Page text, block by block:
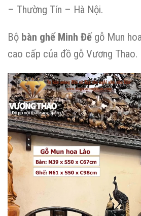
– Thường Tín – Hà Nội.
Bộ bàn ghế Minh Đếgỗ Mun
cao cấp của đồ gỗ Vương Thao.